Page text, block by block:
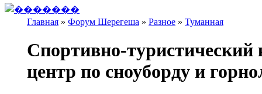
Главная » Форум Шерегеша » Разное » Туманная
Спортивно-
центр по сноуборду и